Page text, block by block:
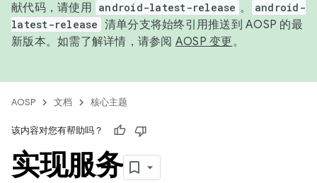
献代码，请使用 android-latest-release 。
android-
latest-release 清单分支将始终引用推送到 AOSP 的最
新版本。如需了解详情，请参阅 AOSP 变更。
AOSP 文档 核心主题
该内容对您有帮助吗？
实现服务